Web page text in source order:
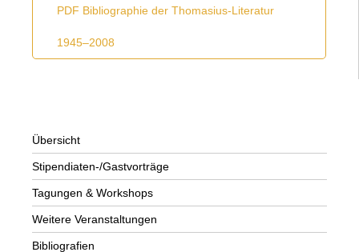
PDF Bibliographie der Thomasius-Literatur
1945–2008
Übersicht
Stipendiaten-/Gastvorträge
Tagungen & Workshops
Weitere Veranstaltungen
Bibliografien